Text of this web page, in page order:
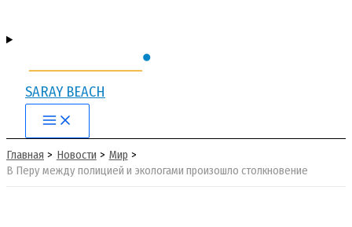
SARAY BEACH
Main
Menu
Главная Новости
Мир
В Перу между полицией и экологами произошло столкновение